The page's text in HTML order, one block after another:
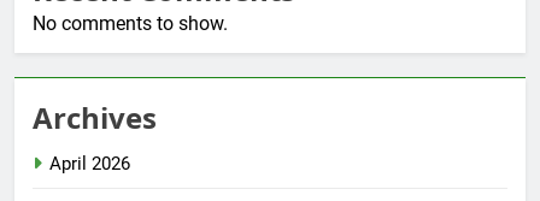
No comments to show.
Archives
April 2026